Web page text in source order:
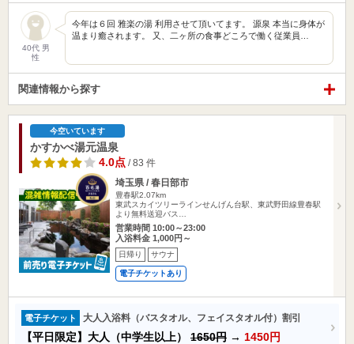
40代 男
性
今年は６回 雅楽の湯 利用させて頂いてます。 源泉 本当に身体が
温まり癒されます。 又、二ヶ所の食事どころで働く従業員…
関連情報から探す
今空いています
かすかべ湯元温泉
4.0点 / 83 件
埼玉県 / 春日部市
豊春駅2.07km
東武スカイツリーラインせんげん台駅、東武野田線豊春駅
より無料送迎バス…
営業時間 10:00～23:00
入浴料金 1,000円～
日帰り サウナ
電子チケットあり
電子チケット 大人入浴料（バスタオル、フェイスタオル付）割引
【平日限定】大人（中学生以上） 1650円 → 1450円